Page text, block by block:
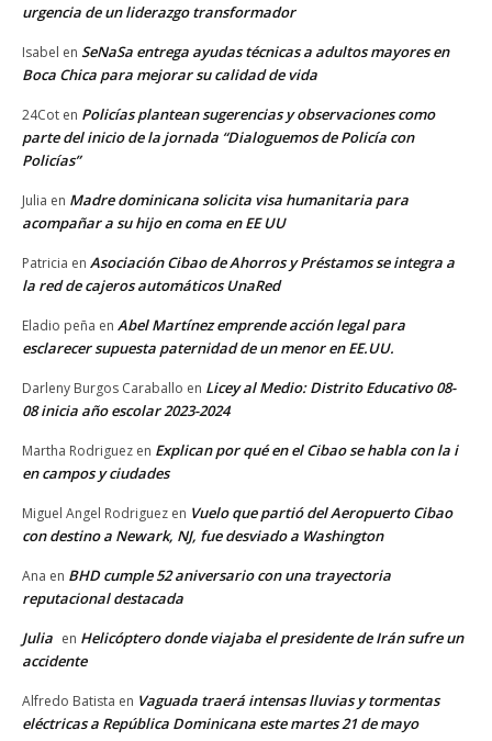
urgencia de un liderazgo transformador
Isabel en SeNaSa entrega ayudas técnicas a adultos mayores en
Boca Chica para mejorar su calidad de vida
24Cot en Policías plantean sugerencias y observaciones como
parte del inicio de la jornada “Dialoguemos de Policía con
Policías”
Julia en Madre dominicana solicita visa humanitaria para
acompañar a su hijo en coma en EE UU
Patricia en Asociación Cibao de Ahorros y Préstamos se integra a
la red de cajeros automáticos UnaRed
Eladio peña en Abel Martínez emprende acción legal para
esclarecer supuesta paternidad de un menor en EE.UU.
Darleny Burgos Caraballo en Licey al Medio: Distrito Educativo 08-
08 inicia año escolar 2023-2024
Martha Rodriguez en Explican por qué en el Cibao se habla con la i
en campos y ciudades
Miguel Angel Rodriguez en Vuelo que partió del Aeropuerto Cibao
con destino a Newark, NJ, fue desviado a Washington
Ana en BHD cumple 52 aniversario con una trayectoria
reputacional destacada
Julia en Helicóptero donde viajaba el presidente de Irán sufre un
accidente
Alfredo Batista en Vaguada traerá intensas lluvias y tormentas
eléctricas a República Dominicana este martes 21 de mayo